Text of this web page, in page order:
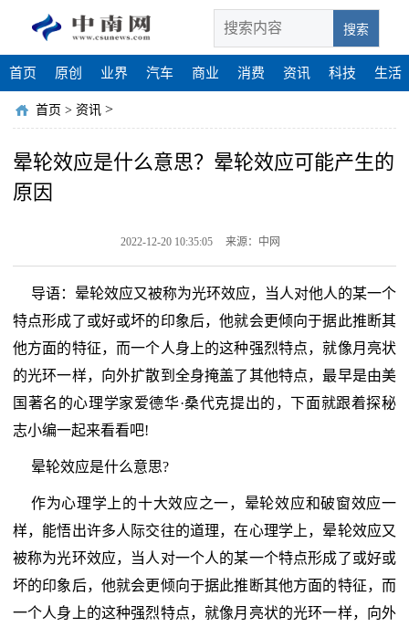
搜索
首页 原创 业界 汽车 商业 消费 资讯 科技 生活
首页 > 资讯 >
晕轮效应是什么意思？晕轮效应可能产生的
原因
2022-12-20 10:35:05 来源：中网
导语：晕轮效应又被称为光环效应，当人对他人的某一个
特点形成了或好或坏的印象后，他就会更倾向于据此推断其
他方面的特征，而一个人身上的这种强烈特点，就像月亮状
的光环一样，向外扩散到全身掩盖了其他特点，最早是由美
国著名的心理学家爱德华·桑代克提出的，下面就跟着探秘
志小编一起来看看吧!
晕轮效应是什么意思?
作为心理学上的十大效应之一，晕轮效应和破窗效应一
样，能悟出许多人际交往的道理，在心理学上，晕轮效应又
被称为光环效应，当人对一个人的某一个特点形成了或好或
坏的印象后，他就会更倾向于据此推断其他方面的特征，而
一个人身上的这种强烈特点，就像月亮状的光环一样，向外